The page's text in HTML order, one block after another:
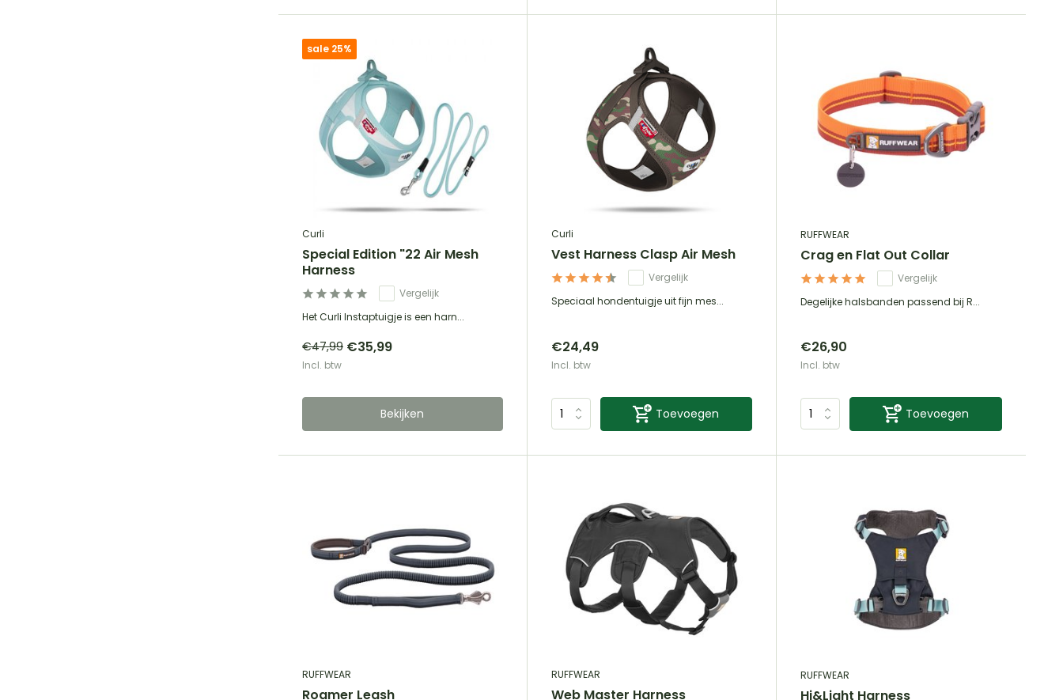
sale 25%
Curli
Special Edition "22 Air Mesh
Harness
Vergelijk
Het Curli Instaptuigje is een harn...
€47,99 €35,99
Incl. btw
Bekijken
Curli
Vest Harness Clasp Air Mesh
Vergelijk
Speciaal hondentuigje uit fijn mes...
€24,49
Incl. btw
Toevoegen
RUFFWEAR
Crag en Flat Out Collar
Vergelijk
Degelijke halsbanden passend bij R...
€26,90
Incl. btw
Toevoegen
RUFFWEAR
Roamer Leash
RUFFWEAR
Web Master Harness
RUFFWEAR
Hi&Light Harness